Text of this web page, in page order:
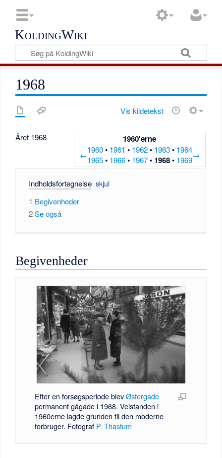
KoldingWiki
1968
Vis kildetekst
1960'erne
←
1960• 1961 • 1962• 1963• 1964
1965• 1966• 1967• 1968• 1969→
Året 1968
Indholdsfortegnelse
1 Begivenheder
2 Se også
Begivenheder
Efter en forsøgsperiode blevØstergade
permanent gågade i 1968. Velstanden i
1960erne lagde grunden til den moderne
forbruger. Fotograf P. Thastum